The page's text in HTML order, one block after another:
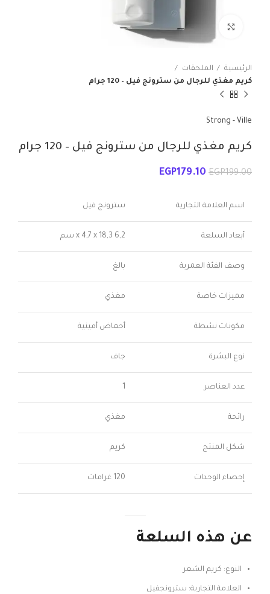
انقر للتكبير
الرئيسية
الملحقات
كريم مغذي للرجال من سترونج فيل – 120 جرام
Strong - Ville
كريم مغذي للرجال من سترونج فيل – 120 جرام
EGP199.00
EGP179.10
اسم العلامة التجارية سترونج فيل
أبعاد السلعة 6,2 x 4,7 x 18,3 سم
وصف الفئة العمرية بالغ
مميزات خاصة مغذي
مكونات نشطة أحماض أمينية
نوع البشرة جاف
عدد العناصر 1
رائحة مغذي
شكل المنتج كريم
إحصاء الوحدات 120 غرامات
عن هذه السلعة
النوع: كريم الشعر
العلامة التجارية: سترونجفيل